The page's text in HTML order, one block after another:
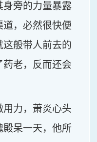
身旁的力量暴露
道，必然很快便
般带人前去的
老，反而还会
力，萧炎心头
殿呆一天，他所